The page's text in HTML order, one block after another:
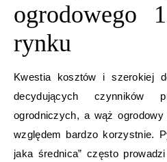
ogrodowego
rynku
Kwestia kosztów i szerokiej
decydujących czynników
ogrodniczych, a wąż
względem bardzo korzystnie.
jaka średnica” często